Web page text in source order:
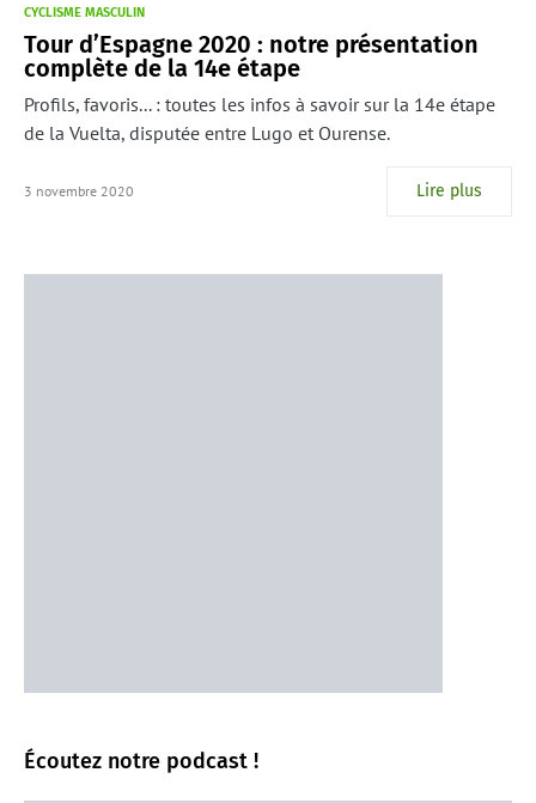
CYCLISME MASCULIN
Tour d’Espagne 2020 : notre présentation
complète de la 14e étape
Profils, favoris... : toutes les infos à savoir sur la 14e étape
de la Vuelta, disputée entre Lugo et Ourense.
3 novembre 2020 Lire plus
Écoutez notre podcast !